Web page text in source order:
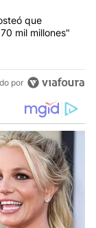
para 'atajar'
que
mil millones"
por